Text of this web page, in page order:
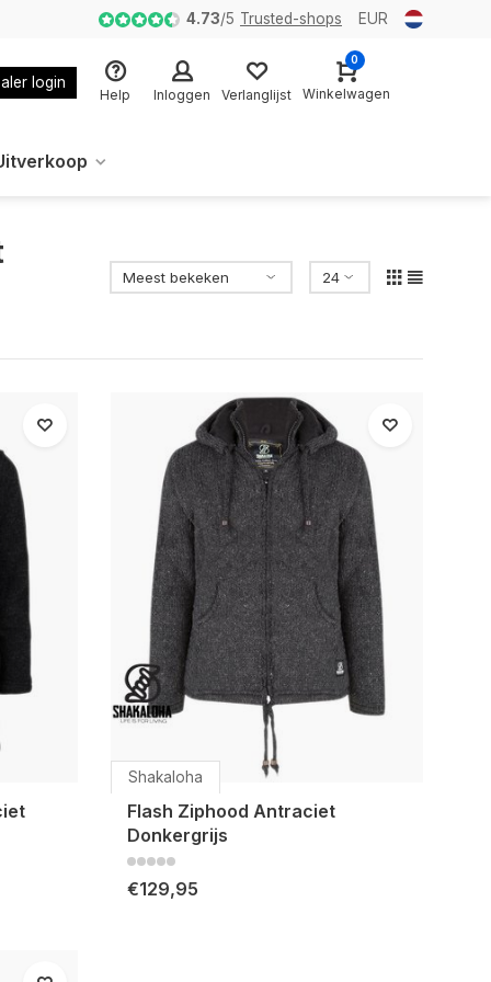
4.73/5 Trusted-shops EUR
login
Help Inloggen Verlanglijst
0
Winkelwagen
Shakaloha
Flash Ziphood Antraciet
Donkergrijs
€129,95